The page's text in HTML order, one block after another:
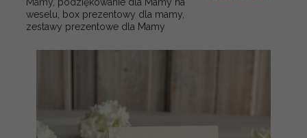
weselu, box prezentowy dla mamy,
zestawy prezentowe dla Mamy